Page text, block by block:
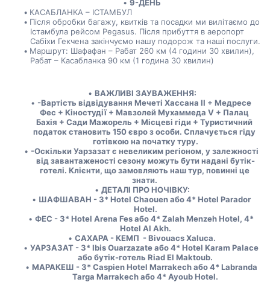
9-ДЕНЬ
КАСАБЛАНКА – ІСТАМБУЛ
Після обробки багажу, квитків та посадки ми вилітаємо до
Істамбула рейсом Pegasus. Після прибуття в аеропорт
Сабіхи Гекчена закінчуємо нашу подорож та наші послуги.
Маршрут: Шафафан – Рабат 260 км (4 години 30 хвилин),
Рабат – Касабланка 90 км (1 година 30 хвилин)
ВАЖЛИВІ ЗАУВАЖЕННЯ:
-Вартість відвідування Мечеті Хассана II + Медресе
Фес + Кіностудії + Мавзолей Мухаммеда V + Палац
Бахія + Сади Мажорель + Місцеві гіди + Туристичний
податок становить 150 євро з особи. Сплачується гіду
готівкою на початку туру.
-Оскільки Уарзазат є невеликим регіоном, у залежності
від завантаженості сезону можуть бути надані бутік-
готелі. Клієнти, що замовляють наш тур, повинні це
знати.
ДЕТАЛІ ПРО НОЧІВКУ:
ШАФШАВАН - 3* Hotel Chaouen або 4* Hotel Parador
Hotel.
ФЕС - 3* Hotel Arena Fes або 4* Zalah Menzeh Hotel, 4*
Hotel Al Akh.
САХАРА - КЕМП  - Bivouacs Xaluca.
УАРЗАЗАТ - 3* Ibis Ouarzazate або 4* Hotel Karam Palace
або бутік-готель Riad El Maktoub.
МАРАКЕШ - 3* Caspien Hotel Marrakech або 4* Labranda
Targa Marrakech або 4* Ayoub Hotel.